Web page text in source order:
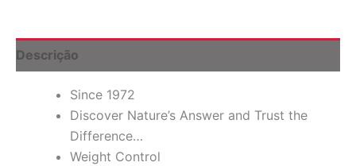
Descrição
Since 1972
Discover Nature’s Answer and Trust the
Difference…
Weight Control